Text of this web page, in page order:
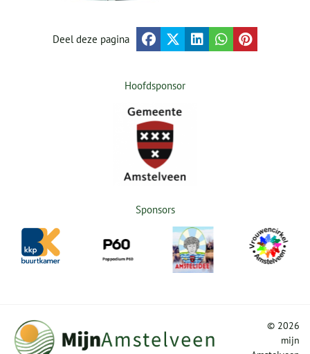
Deel deze pagina
Hoofdsponsor
Sponsors
© 2026
mijn